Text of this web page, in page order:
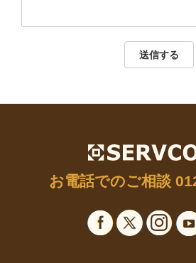
送信する
お電話でのご相談